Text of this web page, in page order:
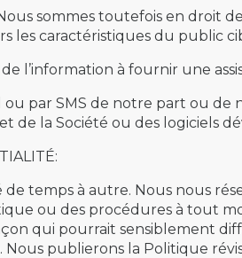
sommes toutefois en droit
les caractéristiques du public
l’information à fournir une
par SMS de notre part ou de
la Société ou des logiciels
temps à autre. Nous nous
ou des procédures à tout
qui pourrait sensiblement
publierons la Politique